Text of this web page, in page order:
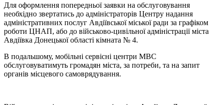
Для оформлення попередньої заявки на обслуговування
необхідно звертатись до адміністраторів Центру надання
адміністративних послуг Авдіївської міської ради за графіком
роботи ЦНАП, або до військово-цивільної адміністрації міста
Авдіївка Донецької області кімната № 4.
В подальшому, мобільні сервісні центри МВС
обслуговуватимуть громадян міста, за потреби, та на запит
органів місцевого самоврядування.